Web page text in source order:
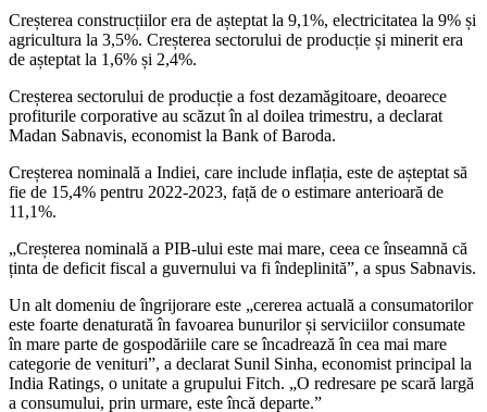
Creșterea construcțiilor era de așteptat la 9,1%, electricitatea la 9% și
agricultura la 3,5%. Creșterea sectorului de producție și minerit era
de așteptat la 1,6% și 2,4%.
Creșterea sectorului de producție a fost dezamăgitoare, deoarece
profiturile corporative au scăzut în al doilea trimestru, a declarat
Madan Sabnavis, economist la Bank of Baroda.
Creșterea nominală a Indiei, care include inflația, este de așteptat să
fie de 15,4% pentru 2022-2023, față de o estimare anterioară de
11,1%.
„Creșterea nominală a PIB-ului este mai mare, ceea ce înseamnă că
ținta de deficit fiscal a guvernului va fi îndeplinită”, a spus Sabnavis.
Un alt domeniu de îngrijorare este „cererea actuală a consumatorilor
este foarte denaturată în favoarea bunurilor și serviciilor consumate
în mare parte de gospodăriile care se încadrează în cea mai mare
categorie de venituri”, a declarat Sunil Sinha, economist principal la
India Ratings, o unitate a grupului Fitch. „O redresare pe scară largă
a consumului, prin urmare, este încă departe.”